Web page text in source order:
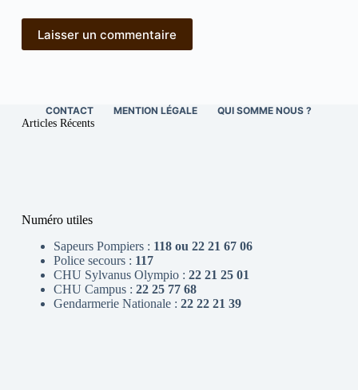
Laisser un commentaire
CONTACT MENTION LÉGALE QUI SOMME NOUS ?
Articles Récents
Numéro utiles
Sapeurs Pompiers : 118 ou 22 21 67 06
Police secours : 117
CHU Sylvanus Olympio : 22 21 25 01
CHU Campus : 22 25 77 68
Gendarmerie Nationale : 22 22 21 39